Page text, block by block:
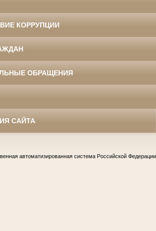
КОРРУПЦИИ
ОБРАЩЕНИЯ
САЙТА
автоматизированная система Российской